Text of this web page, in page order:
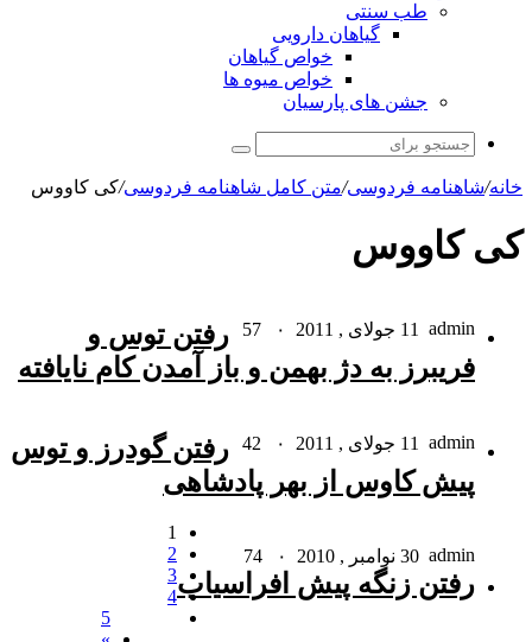
طب سنتی
گیاهان دارویی
خواص گیاهان
خواص میوه ها
جشن های پارسیان
جستجو
برای
خانه/شاهنامه فردوسی/متن کامل شاهنامه فردوسی/کی کاووس
کی کاووس
admin 11 جولای , 2011 ۰
رفتن توس و
فریبرز به دژ بهمن و باز آمدن کام نایافته
admin 11 جولای , 2011 ۰
رفتن گودرز و توس
پیش کاوس از بهر پادشاهى
admin 30 نوامبر , 2010 ۰
رفتن زنگه پیش افراسیاب‏
1
2
3
4
5